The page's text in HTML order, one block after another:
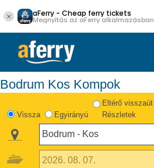
aFerry - Cheap ferry tickets
Megnyitás az aFerry alkalmazásban
Bodrum Kos Kompok
Vissza Egyirányú
Eltérő visszaút
Részletek